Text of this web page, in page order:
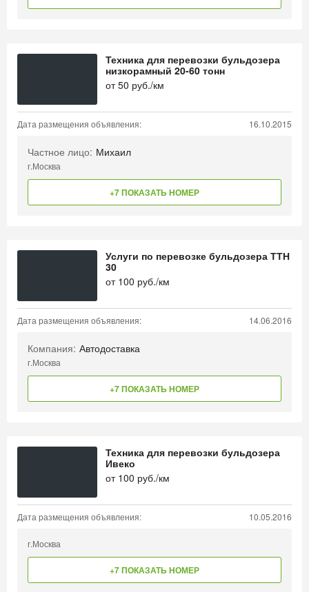
Техника для перевозки бульдозера
низкорамный 20-60 тонн
от50 руб./км
Дата размещения объявления: 16.10.2015
Частное лицо: Михаил
г.Москва
+7 ПОКАЗАТЬ НОМЕР
Услуги по перевозке бульдозера ТТН
30
от 100 руб./км
Дата размещения объявления: 14.06.2016
Компания: Автодоставка
г.Москва
+7 ПОКАЗАТЬ НОМЕР
Техника для перевозки бульдозера
Ивеко
от 100 руб./км
Дата размещения объявления: 10.05.2016
г.Москва
+7 ПОКАЗАТЬ НОМЕР